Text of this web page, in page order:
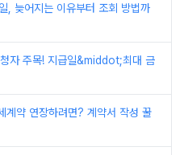
, 늦어지는 이유부터 조회 방법까
자 주목! 지급일&middot;최대 금
계약 연장하려면? 계약서 작성 꿀